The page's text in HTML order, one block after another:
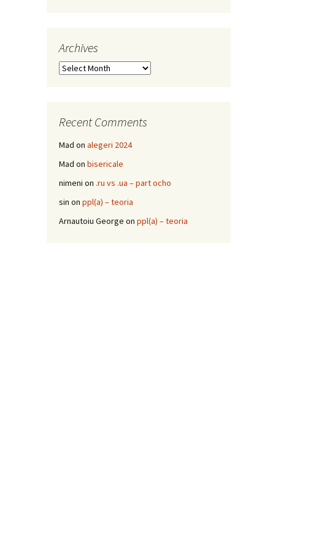
Archives
Archives
Recent Comments
Mad on alegeri 2024
Mad on bisericale
nimeni on .ru vs .ua – part ocho
sin on ppl(a) – teoria
Arnautoiu George on ppl(a) – teoria